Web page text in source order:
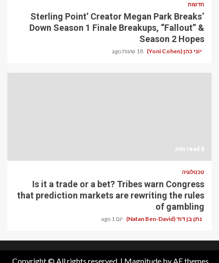
חדשות
‘Sterling Point’ Creator Megan Park Breaks
Down Season 1 Finale Breakups, “Fallout” &
Season 2 Hopes
יוני כהן (Yoni Cohen) 18 שעות ago
8 min read
טכנולוגיה
Is it a trade or a bet? Tribes warn Congress
that prediction markets are rewriting the rules
of gambling
נתן בן דוד (Natan Ben-David) יום 1 ago
Copyright © All rights reserved. | Magnitudeby AF themes.